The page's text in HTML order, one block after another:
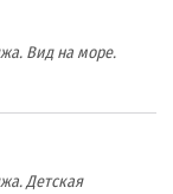
Вид на море.
Детская